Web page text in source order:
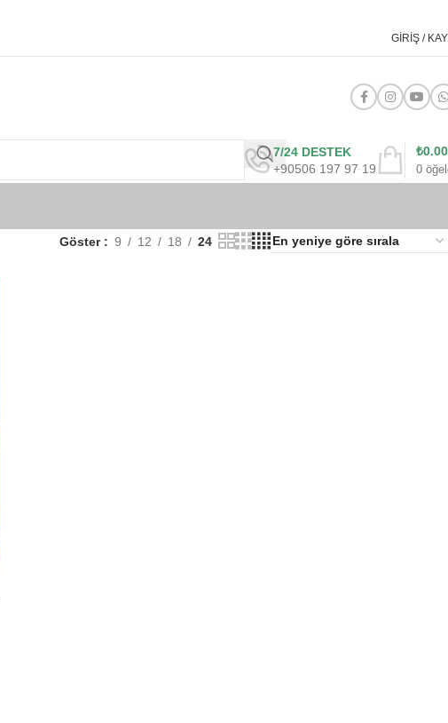
GIRIŞ /
7/24 DESTEK
+90506 197 97 19
0
₺0.00
Göster 9 12 18 24